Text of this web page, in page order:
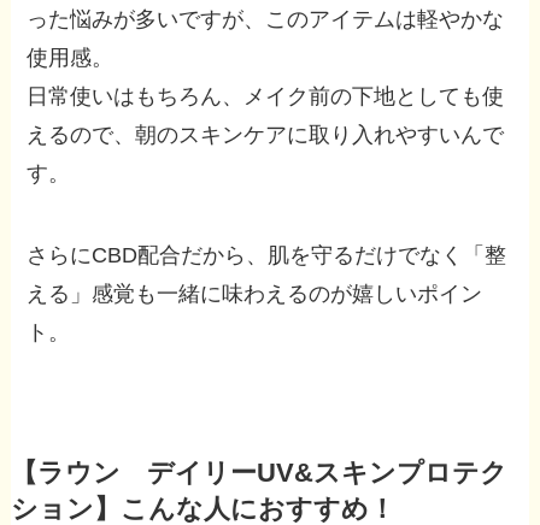
った悩みが多いですが、このアイテムは軽やかな
使用感。
日常使いはもちろん、メイク前の下地としても使
えるので、朝のスキンケアに取り入れやすいんで
す。
さらにCBD配合だから、肌を守るだけでなく「整
える」感覚も一緒に味わえるのが嬉しいポイン
ト。
【ラウン デイリーUV&スキンプロテク
ション】こんな人におすすめ！